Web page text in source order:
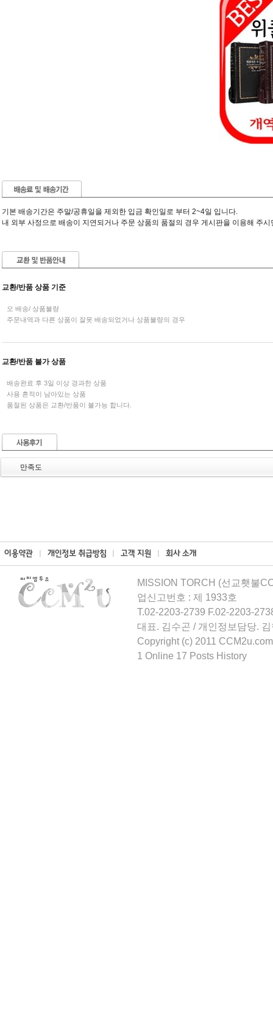
기본 배송기간은 주말/공휴일을 제외한 입금 확인일로 부터 2~4일 입니다.
내 외부 사정으로 배송이 지연되거나 주문 상품의 품절의 경우 게시판을 이용해 주
교환/반품 상품 기준
오 배송/ 상품불량
주문내역과 다른 상품이 잘못 배송되었거나 상품불량의 경우
교환/반품 불가 상품
배송완료 후 3일 이상 경과한 상품
사용 흔적이 남아있는 상품
품절된 상품은 교환/반품이 불가능 합니다.
만족도
MISSION TORCH (선교횃불
업신고번호 : 제 1933호
T.02-2203-2739 F.02-2203-
대표. 김수곤 / 개인정보담당.
Copyright (c) 2011
1 Online 17 Posts History